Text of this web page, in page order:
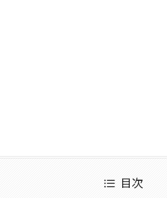
目次